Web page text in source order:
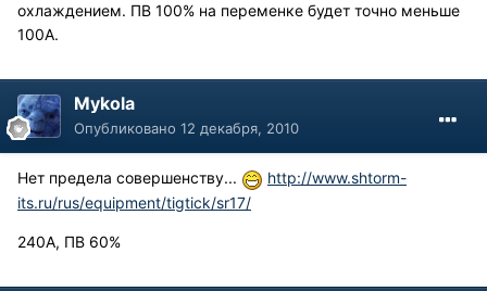
охлаждением. ПВ 100% на переменке будет точно меньше
100А.
Mykola
Опубликовано 12 декабря, 2010
Нет предела совершенству...
http://www.shtorm-
its.ru/rus/equipment/tigtick/sr17/
240А, ПВ 60%